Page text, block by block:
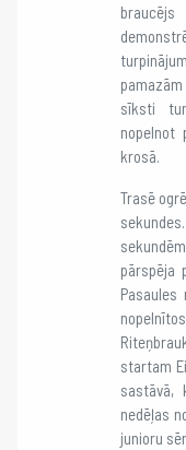
sīksti
nopelnot
krosā.
Trasē
pārspēja
startam
sastāvā,
nedēļas
junioru